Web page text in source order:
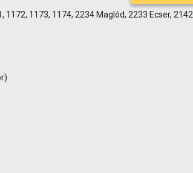
1173, 1174, 2234 Maglód, 2233 Ecser, 2142